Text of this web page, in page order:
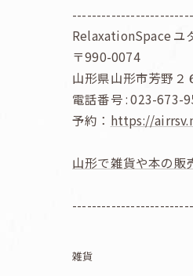
RelaxationSpace ユ
〒990-0074
山形県山形市芳野２
電話番号 : 023-673-
予約： https://
山形で雑貨や本の販
雑貨